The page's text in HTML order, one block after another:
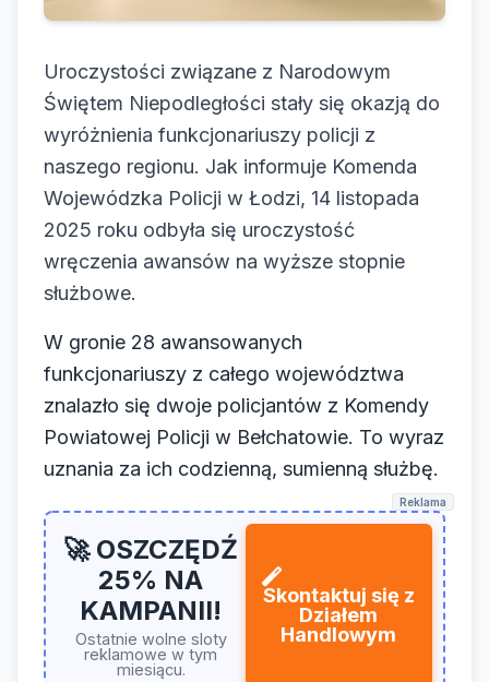
Uroczystości związane z Narodowym
Świętem Niepodległości stały się okazją do
wyróżnienia funkcjonariuszy policji z
naszego regionu. Jak informuje Komenda
Wojewódzka Policji w Łodzi, 14 listopada
2025 roku odbyła się uroczystość
wręczenia awansów na wyższe stopnie
służbowe.
W gronie 28 awansowanych
funkcjonariuszy z całego województwa
znalazło się dwoje policjantów z Komendy
Powiatowej Policji w Bełchatowie. To wyraz
uznania za ich codzienną, sumienną służbę.
Reklama
🚀 OSZCZĘDŹ
25% NA
KAMPANII!
Ostatnie wolne sloty
reklamowe w tym
miesiącu.
Skontaktuj się z
Działem
Handlowym